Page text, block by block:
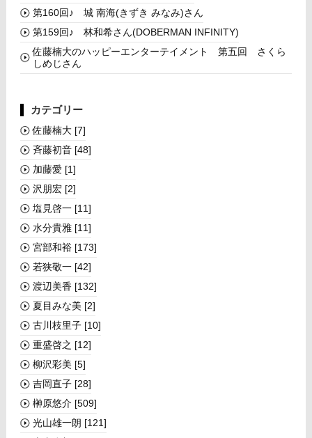
第160回♪ 城 南海(きずき みなみ)さん
第159回♪ 林和希さん(DOBERMAN INFINITY)
佐藤楠大のハッピーエンターテイメント 第五回 さくら
しめじさん
カテゴリー
佐藤楠大 [7]
斉藤初音 [48]
加藤愛 [1]
沢朋宏 [2]
塩見啓一 [11]
水分貴雅 [11]
宮部和裕 [173]
若狭敬一 [42]
渡辺美香 [132]
夏目みな美 [2]
古川枝里子 [10]
重盛啓之 [12]
柳沢彩美 [5]
吉岡直子 [28]
榊󠄀原悠介 [509]
光山雄一朗 [121]